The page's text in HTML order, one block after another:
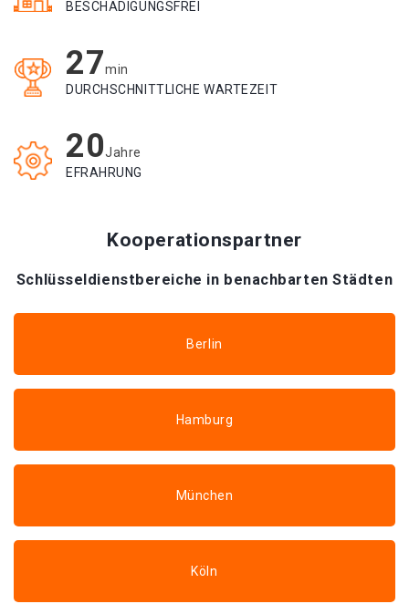
BESCHÄDIGUNGSFREI
27min
DURCHSCHNITTLICHE WARTEZEIT
20Jahre
EFRAHRUNG
Kooperationspartner
Schlüsseldienstbereiche in benachbarten Städten
Berlin
Hamburg
München
Köln